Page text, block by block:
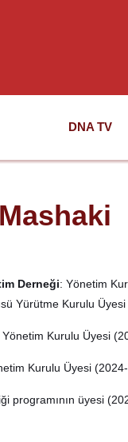
DNA TV
Derneği: Yönetim
Yürütme Kurulu
Yönetim Kurulu Üyesi
Kurulu Üyesi
programının üyesi